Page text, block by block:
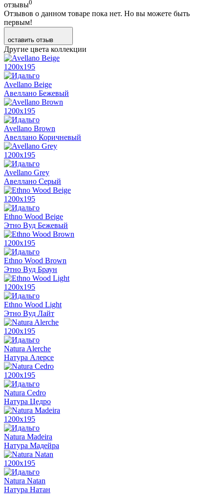
отзывы0
Отзывов о данном товаре пока нет. Но вы можете быть
первым!
оставить отзыв
Другие цвета коллекции
1200x195
Avellano Beige
Авеллано Бежевый
1200x195
Avellano Brown
Авеллано Коричневый
1200x195
Avellano Grey
Авеллано Серый
1200x195
Ethno Wood Beige
Этно Вуд Бежевый
1200x195
Ethno Wood Brown
Этно Вуд Браун
1200x195
Ethno Wood Light
Этно Вуд Лайт
1200x195
Natura Alerche
Натура Алерсе
1200x195
Natura Cedro
Натура Цедро
1200x195
Natura Madeira
Натура Мадейра
1200x195
Natura Natan
Натура Натан